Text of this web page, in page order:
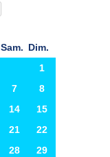
Sam. Dim.
1
7
8
14
15
21
22
28
29